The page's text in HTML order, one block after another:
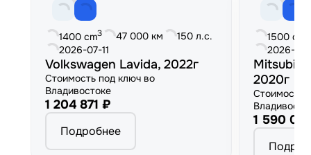
1400 cm3 47 000 км
150 л.с.
2026-07-11
Volkswagen Lavida, 2022г
Стоимость под ключ во
Владивостоке
1 204 871 ₽
Подробнее
1500 cm
2026-
2020г
Стоимость
1 590